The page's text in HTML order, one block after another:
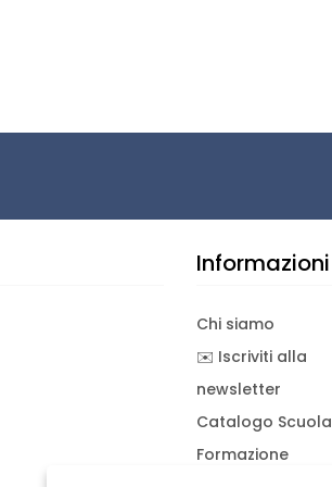
Informazioni
Chi siamo
✉️ Iscriviti alla
newsletter
Catalogo Scuola
Formazione